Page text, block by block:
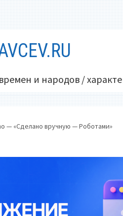
и народов /
— «Сделано вручную — Роботами»